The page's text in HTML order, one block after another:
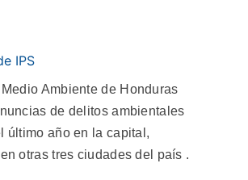
IPS
Ambiente de Honduras
de delitos ambientales
último año en la capital,
otras tres ciudades del país .